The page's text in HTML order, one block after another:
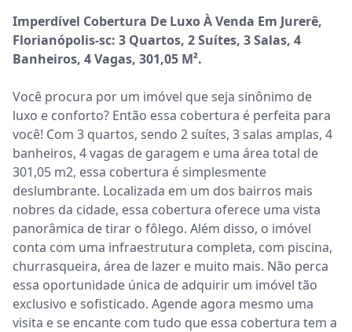
Imperdível Cobertura De Luxo À Venda Em Jurerê,
Florianópolis-sc: 3 Quartos, 2 Suítes, 3 Salas, 4
Banheiros, 4 Vagas, 301,05 M².
Você procura por um imóvel que seja sinônimo de
luxo e conforto? Então essa cobertura é perfeita para
você! Com 3 quartos, sendo 2 suítes, 3 salas amplas, 4
banheiros, 4 vagas de garagem e uma área total de
301,05 m2, essa cobertura é simplesmente
deslumbrante. Localizada em um dos bairros mais
nobres da cidade, essa cobertura oferece uma vista
panorâmica de tirar o fôlego. Além disso, o imóvel
conta com uma infraestrutura completa, com piscina,
churrasqueira, área de lazer e muito mais. Não perca
essa oportunidade única de adquirir um imóvel tão
exclusivo e sofisticado. Agende agora mesmo uma
visita e se encante com tudo que essa cobertura tem a